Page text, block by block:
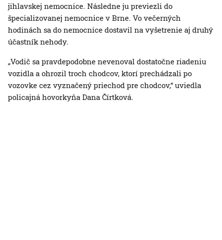
jihlavskej nemocnice. Následne ju previezli do
špecializovanej nemocnice v Brne. Vo večerných
hodinách sa do nemocnice dostavil na vyšetrenie aj druhý
účastník nehody.
„Vodič sa pravdepodobne nevenoval dostatočne riadeniu
vozidla a ohrozil troch chodcov, ktorí prechádzali po
vozovke cez vyznačený priechod pre chodcov,“ uviedla
policajná hovorkyňa Dana Čírtková.